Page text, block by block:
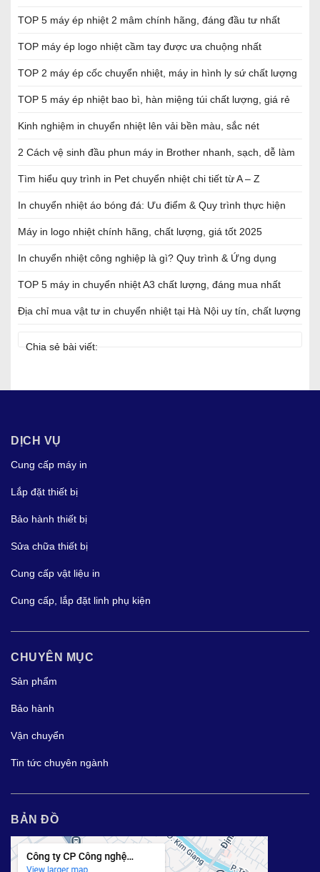
TOP 5 máy ép nhiệt 2 mâm chính hãng, đáng đầu tư nhất
TOP máy ép logo nhiệt cầm tay được ưa chuộng nhất
TOP 2 máy ép cốc chuyển nhiệt, máy in hình ly sứ chất lượng
TOP 5 máy ép nhiệt bao bì, hàn miệng túi chất lượng, giá rẻ
Kinh nghiệm in chuyển nhiệt lên vải bền màu, sắc nét
2 Cách vệ sinh đầu phun máy in Brother nhanh, sạch, dễ làm
Tìm hiểu quy trình in Pet chuyển nhiệt chi tiết từ A – Z
In chuyển nhiệt áo bóng đá: Ưu điểm & Quy trình thực hiện
Máy in logo nhiệt chính hãng, chất lượng, giá tốt 2025
In chuyển nhiệt công nghiệp là gì? Quy trình & Ứng dụng
TOP 5 máy in chuyển nhiệt A3 chất lượng, đáng mua nhất
Địa chỉ mua vật tư in chuyển nhiệt tại Hà Nội uy tín, chất lượng
Chia sẻ bài viết:
DỊCH VỤ
Cung cấp máy in
Lắp đặt thiết bị
Bảo hành thiết bị
Sửa chữa thiết bị
Cung cấp vật liệu in
Cung cấp, lắp đặt linh phụ kiện
CHUYÊN MỤC
Sản phẩm
Bảo hành
Vận chuyển
Tin tức chuyên ngành
BẢN ĐỒ